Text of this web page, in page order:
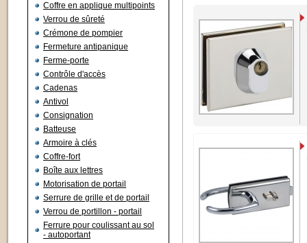
Coffre en applique multipoints
Verrou de sûreté
Crémone de pompier
Fermeture antipanique
Ferme-porte
Contrôle d'accès
Cadenas
Antivol
Consignation
Batteuse
Armoire à clés
Coffre-fort
Boîte aux lettres
Motorisation de portail
Serrure de grille et de portail
Verrou de portillon - portail
Ferrure pour coulissant au sol
- autoportant